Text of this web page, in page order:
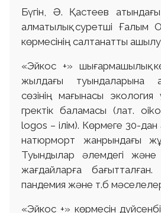
Бүгін, Ә. Қастеев
алматылық суретші Ғалым
көрмесінің салтанатты
«Эйкос +» шығармашылық
жылдағы туындаларына
сөзінің мағынасы
гректік баламасы (лат.
logos – ілім). Көрмеге 30-дан
натюрморт жанрындағы
Туындылар әлемдегі және
жағдайларға
пандемия және т.б
«Эйкос +» көрмесін